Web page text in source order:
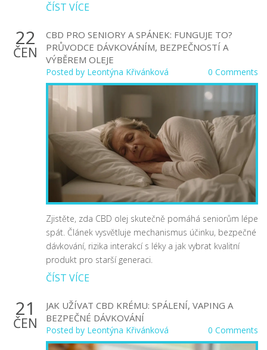
ČÍST VÍCE
22
ČEN
CBD PRO SENIORY A SPÁNEK: FUNGUJE TO?
PRŮVODCE DÁVKOVÁNÍM, BEZPEČNOSTÍ A
VÝBĚREM OLEJE
Posted by Leontýna Křivánková 0 Comments
Zjistěte, zda CBD olej skutečně pomáhá seniorům lépe
spát. Článek vysvětluje mechanismus účinku, bezpečné
dávkování, rizika interakcí s léky a jak vybrat kvalitní
produkt pro starší generaci.
ČÍST VÍCE
21
ČEN
JAK UŽÍVAT CBD KRÉMU: SPÁLENÍ, VAPING A
BEZPEČNÉ DÁVKOVÁNÍ
Posted by Leontýna Křivánková 0 Comments